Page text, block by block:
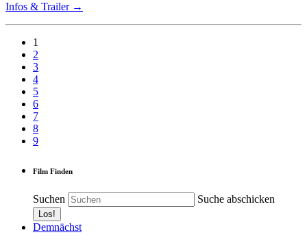
Infos & Trailer →
1
2
3
4
5
6
7
8
9
Film Finden
Suchen Suche abschicken
Demnächst